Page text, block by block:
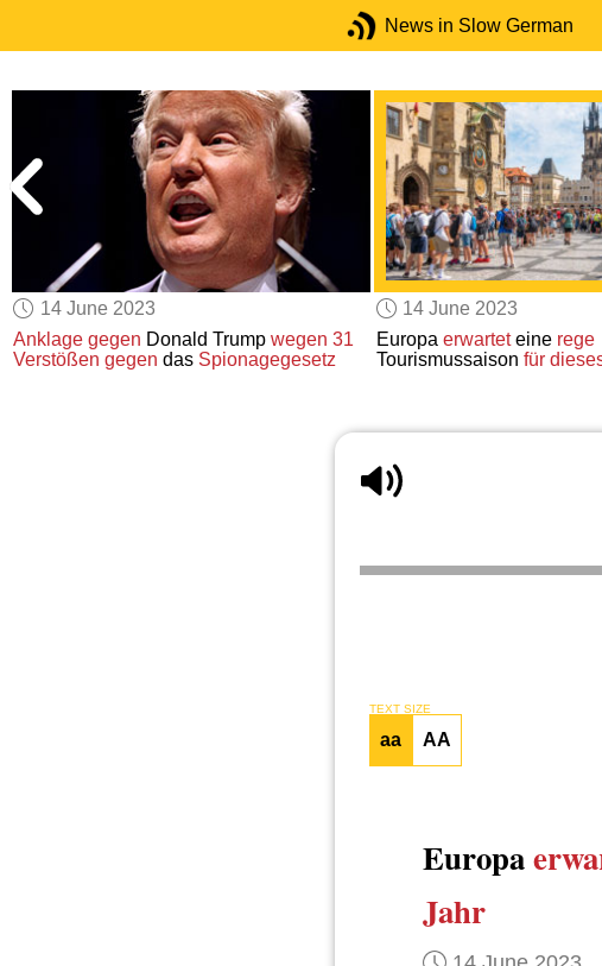
News in Slow German
14 June 2023
Anklage gegen Donald Trumpwegen 31
Verstößen gegen das Spionagegesetz
14 June 2023
Europa erwarteteine rege
Tourismussaison für
TEXT SIZE
aa AA
Europa
Jahr